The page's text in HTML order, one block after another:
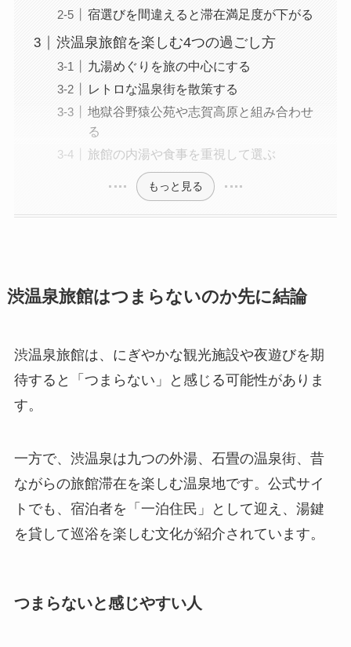
宿選びを間違えると滞在満足度が下がる
渋温泉旅館を楽しむ4つの過ごし方
九湯めぐりを旅の中心にする
レトロな温泉街を散策する
地獄谷野猿公苑や志賀高原と組み合わせ
る
旅館の内湯や食事を重視して選ぶ
もっと見る
渋温泉旅館はつまらないのか先に結論
渋温泉旅館は、にぎやかな観光施設や夜遊びを期
待すると「つまらない」と感じる可能性がありま
す。
一方で、渋温泉は九つの外湯、石畳の温泉街、昔
ながらの旅館滞在を楽しむ温泉地です。公式サイ
トでも、宿泊者を「一泊住民」として迎え、湯鍵
を貸して巡浴を楽しむ文化が紹介されています。
つまらないと感じやすい人